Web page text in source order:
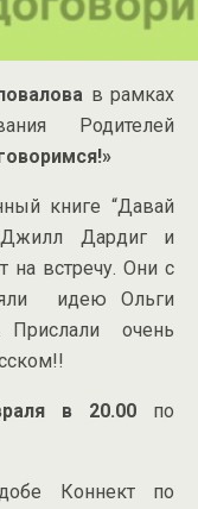
в рамках
Родителей
книге “Давай
Джилл Дардиг и
встречу. Они с
идею Ольги
Прислали очень
в 20.00по
Коннект по